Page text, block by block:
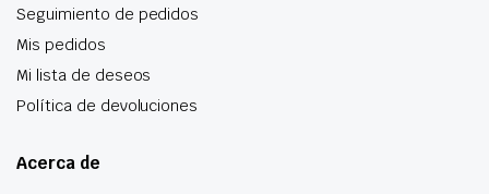
Seguimiento de pedidos
Mis pedidos
Mi lista de deseos
Política de devoluciones
Acerca de